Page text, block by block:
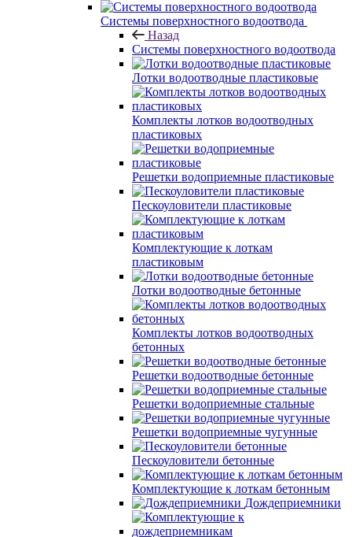
Системы поверхностного водоотвода
Назад
Системы поверхностного водоотвода
Лотки водоотводные пластиковые
Комплекты лотков водоотводных
пластиковых
Решетки водоприемные пластиковые
Пескоуловители пластиковые
Комплектующие к лоткам
пластиковым
Лотки водоотводные бетонные
Комплекты лотков водоотводных
бетонных
Решетки водоотводные бетонные
Решетки водоприемные стальные
Решетки водоприемные чугунные
Пескоуловители бетонные
Комплектующие к лоткам бетонным
Дождеприемники